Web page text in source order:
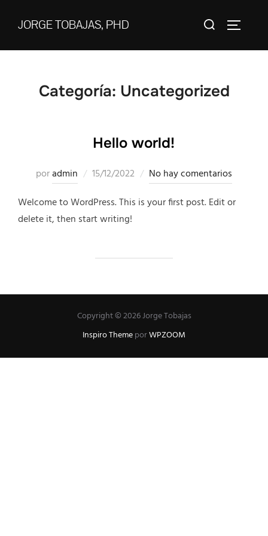
JORGE TOBAJAS, PHD Buscar:
Categoría: Uncategorized
Hello world!
poradmin
Publicado
15/12/2022
No hay comentarios
Welcome to WordPress. This is your first post. Edit or
delete it, then start writing!
Copyright © 2026 Jorge Tobajas
Inspiro ThemeporWPZOOM